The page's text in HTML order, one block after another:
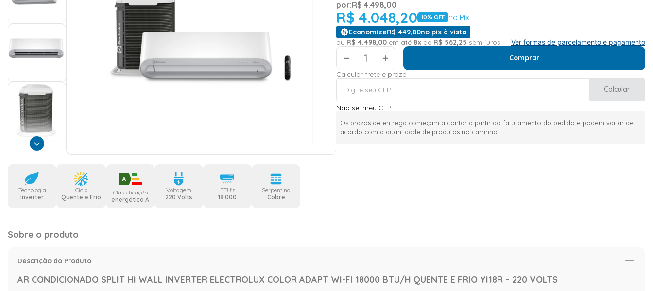
Tecnologia
Inverter
Ciclo
Quente e Frio
A
Classificação
energética A
Voltagem
220 Volts
BTU's
18.000
Serpentina
Cobre
por:R$ 4.498,00
R$ 4.048,20 10% OFF no Pix
EconomizeR$ 449,80no pix à vista
ou R$ 4.498,00em até 8xde R$ 562,25 sem juros Ver formas de parcelamento e pagamento
＋
Comprar
Calcular frete e prazo
Calcular
Não sei meu CEP
Os prazos de entrega começam a contar a partir do faturamento do pedido e podem variar de
acordo com a quantidade de produtos no carrinho.
Sobre o produto
Descrição do Produto
AR CONDICIONADO SPLIT HI WALL INVERTER ELECTROLUX COLOR ADAPT WI-FI 18000 BTU/H QUENTE E FRIO YI18R – 220 VOLTS